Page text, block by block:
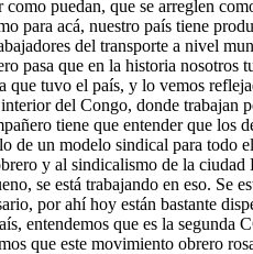
puedan, que se arreglen
para acá, nuestro país tiene
del transporte a nivel
pasa que en la historia
que tuvo el país, y lo vemos
del Congo, donde trabajan
tiene que entender que
de un modelo sindical para todo
y al sindicalismo de la ciudad
se está trabajando en eso. Se
por ahí hoy están bastante
entendemos que es la segunda
que este movimiento obrero